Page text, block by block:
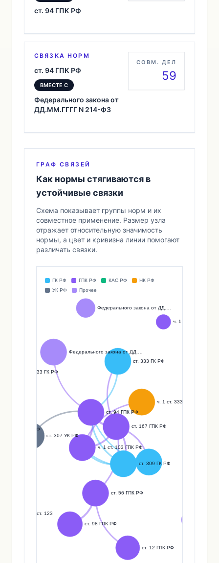
ст. 94 ГПК РФ
СВЯЗКА НОРМ
ст. 94 ГПК РФ
ВМЕСТЕ С
Федерального закона от
ДД.ММ.ГГГГ N 214-ФЗ
СОВМ. ДЕЛ
59
ГРАФ СВЯЗЕЙ
Как нормы стягиваются в
устойчивые связки
Схема показывает группы норм и их
совместное применение. Размер узла
отражает относительную значимость
нормы, а цвет и кривизна линии помогают
различать связки.